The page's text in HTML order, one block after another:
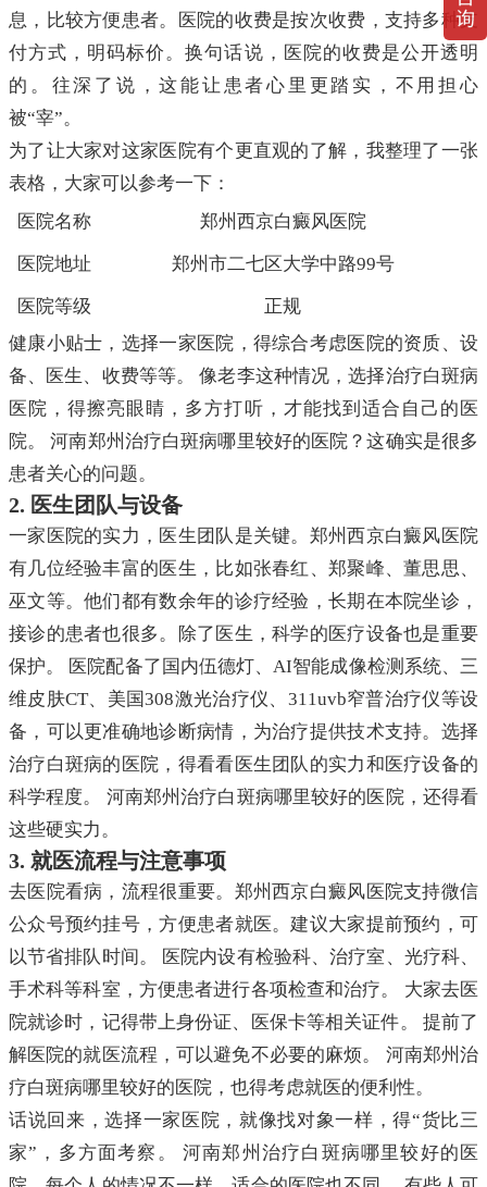
息，比较方便患者。医院的收费是按次收费，支持多种支
付方式，明码标价。换句话说，医院的收费是公开透明
的。往深了说，这能让患者心里更踏实，不用担心
被“宰”。
为了让大家对这家医院有个更直观的了解，我整理了一张
表格，大家可以参考一下：
医院名称
郑州西京白癜风医院
医院地址 郑州市二七区大学中路99号
医院等级
正规
健康小贴士，选择一家医院，得综合考虑医院的资质、设
备、医生、收费等等。 像老李这种情况，选择治疗白斑病
医院，得擦亮眼睛，多方打听，才能找到适合自己的医
院。 河南郑州治疗白斑病哪里较好的医院？这确实是很多
患者关心的问题。
2. 医生团队与设备
一家医院的实力，医生团队是关键。郑州西京白癜风医院
有几位经验丰富的医生，比如张春红、郑聚峰、董思思、
巫文等。他们都有数余年的诊疗经验，长期在本院坐诊，
接诊的患者也很多。除了医生，科学的医疗设备也是重要
保护。 医院配备了国内伍德灯、AI智能成像检测系统、三
维皮肤CT、美国308激光治疗仪、311uvb窄普治疗仪等设
备，可以更准确地诊断病情，为治疗提供技术支持。选择
治疗白斑病的医院，得看看医生团队的实力和医疗设备的
科学程度。 河南郑州治疗白斑病哪里较好的医院，还得看
这些硬实力。
3. 就医流程与注意事项
去医院看病，流程很重要。郑州西京白癜风医院支持微信
公众号预约挂号，方便患者就医。建议大家提前预约，可
以节省排队时间。 医院内设有检验科、治疗室、光疗科、
手术科等科室，方便患者进行各项检查和治疗。 大家去医
院就诊时，记得带上身份证、医保卡等相关证件。 提前了
解医院的就医流程，可以避免不必要的麻烦。 河南郑州治
疗白斑病哪里较好的医院，也得考虑就医的便利性。
话说回来，选择一家医院，就像找对象一样，得“货比三
家”，多方面考察。 河南郑州治疗白斑病哪里较好的医